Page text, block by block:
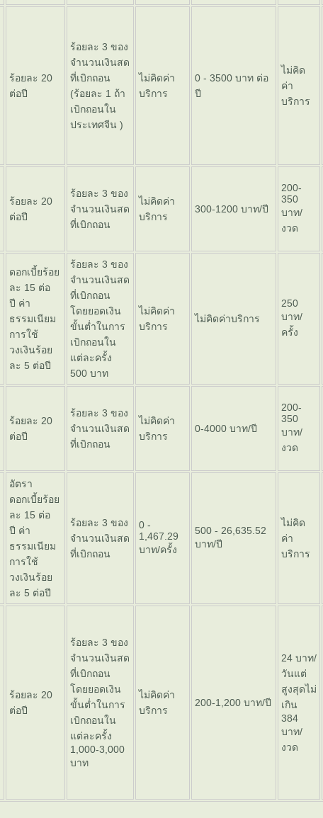
ร้อยละ 20
ต่อปี
ร้อยละ 3 ของ
จำนวนเงินสด
ที่เบิกถอน
(ร้อยละ 1 ถ้า
เบิกถอนใน
ประเทศจีน )
ไม่คิดค่า
บริการ
0 - 3500 บาท ต่อ
ปี
ไม่คิด
ค่า
บริการ
ร้อยละ 20
ต่อปี
ร้อยละ 3 ของ
จำนวนเงินสด
ที่เบิกถอน
ไม่คิดค่า
บริการ
300-1200 บาท/ปี
200-
350
บาท/
งวด
ดอกเบี้ยร้อ
ละ 15 ต่อ
ปี ค่า
ธรรมเนียม
การใช้
วงเงินร้อ
ละ 5 ต่อปี
ร้อยละ 3 ของ
จำนวนเงินสด
ที่เบิกถอน
ดยยอดเงิน
ขั้นต่ำในการ
เบิกถอนใน
ต่ละครั้ง
500 บาท
ไม่คิดค่า
บริการ
ไม่คิดค่าบริการ
250
บาท/
ครั้ง
ร้อยละ 20
ต่อปี
ร้อยละ 3 ของ
จำนวนเงินสด
ที่เบิกถอน
ไม่คิดค่า
บริการ
0-4000 บาท/ปี
200-
350
บาท/
งวด
อัตรา
ดอกเบี้ยร้อ
ละ 15 ต่อ
ปี ค่า
ธรรมเนียม
การใช้
วงเงินร้อ
ละ 5 ต่อปี
ร้อยละ 3 ของ
จำนวนเงินสด
ที่เบิกถอน
0 -
1,467.29
บาท/ครั้ง
500 - 26,635.52
บาท/ปี
ไม่คิด
ค่า
บริการ
ร้อยละ 20
ต่อปี
ร้อยละ 3 ของ
จำนวนเงินสด
ที่เบิกถอน
ดยยอดเงิน
ขั้นต่ำในการ
เบิกถอนใน
ต่ละครั้ง
1,000-3,000
บาท
ไม่คิดค่า
บริการ
200-1,200 บาท/ปี
24 บาท/
วันแต่
สูงสุดไม่
เกิน
384
บาท/
งวด